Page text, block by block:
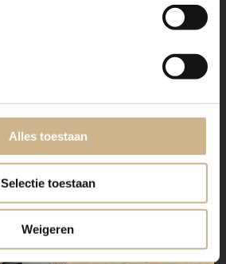
Alles toestaan
Selectie toestaan
Weigeren